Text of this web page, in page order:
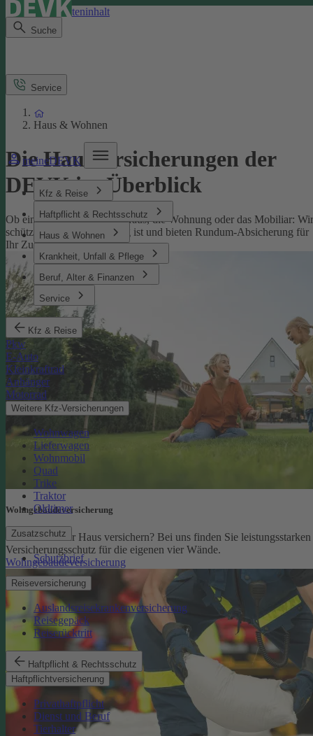
Direkt zum Seiteninhalt
Suche
meineDEVK
Kfz & Reise
Haftpflicht & Rechtsschutz
Haus & Wohnen
Krankheit, Unfall & Pflege
Beruf, Alter & Finanzen
Service
Kfz & Reise
Pkw
E-Auto
Kleinkraftrad
Anhänger
Motorrad
Weitere Kfz-Versicherungen
Wohnwagen
Lieferwagen
Wohnmobil
Quad
Trike
Traktor
Oldtimer
Zusatzschutz
Schutzbrief
Reiseversicherung
Auslandsreisekrankenversicherung
Reisegepäck
Reiserücktritt
Haftpflicht & Rechtsschutz
Haftpflichtversicherung
Privathaftpflicht
Dienst und Beruf
Tierhalter
Service
Haus & Wohnen
Die Hausversicherungen der
DEVK im Überblick
Ob eine Versicherung fürs Haus, die Wohnung oder das Mobiliar: Wir
schützen, was Ihnen wichtig ist und bieten Rundum-Absicherung für
Ihr Zuhause.
Wohngebäude­versicherung
Sie möchten Ihr Haus versichern? Bei uns finden Sie leistungsstarken
Versicherungsschutz für die eigenen vier Wände.
Wohngebäudeversicherung